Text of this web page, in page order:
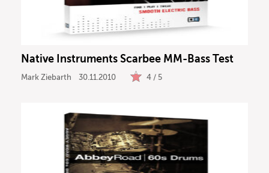
Native Instruments Scarbee MM-Bass Test
Mark Ziebarth 30.11.2010 4 / 5